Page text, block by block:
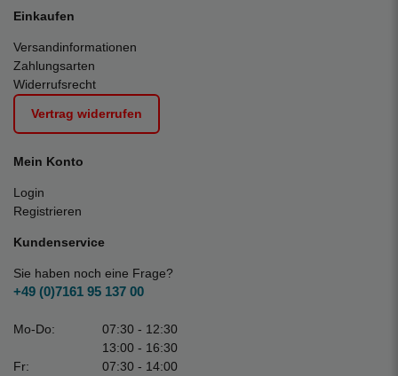
Einkaufen
Versandinformationen
Zahlungsarten
Widerrufsrecht
Vertrag widerrufen
Mein Konto
Login
Registrieren
Kundenservice
Sie haben noch eine Frage?
+49 (0)7161 95 137 00
Mo-Do:
07:30 - 12:30
13:00 - 16:30
Fr:
07:30 - 14:00